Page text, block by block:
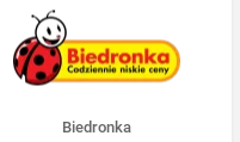
Biedronka